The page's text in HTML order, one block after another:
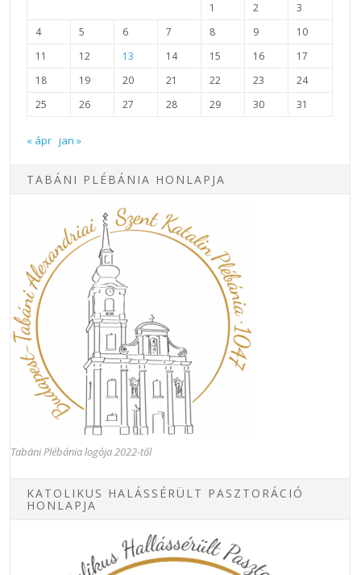
1
2
3
4
5 6 7 8 9
10
11
12 13 14 15 16
17
18
19 20 21 22 23
24
25
26 27 28 29 30 31
« ápr jan »
TABÁNI PLÉBÁNIA HONLAPJA
Tabáni Plébánia logója 2022-től
KATOLIKUS HALÁSSÉRÜLT PASZTORÁCIÓ
HONLAPJA